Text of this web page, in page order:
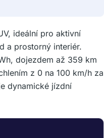
ideální pro aktivní
a prostorný interiér.
dojezdem až 359 km
z 0 na 100 km/h za
dynamické jízdní